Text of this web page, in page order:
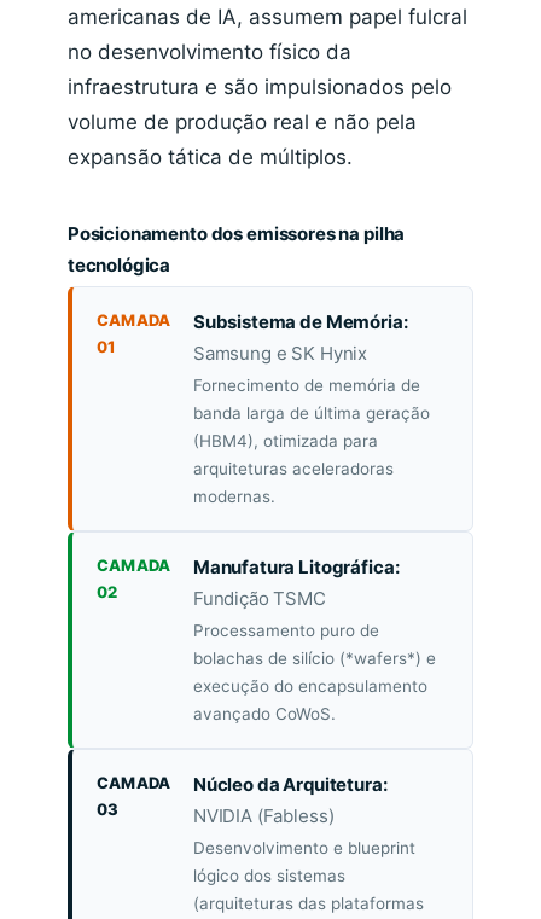
americanas de IA, assumem papel fulcral
no desenvolvimento físico da
infraestrutura e são impulsionados pelo
volume de produção real e não pela
expansão tática de múltiplos.
Posicionamento dos emissores na pilha
tecnológica
CAMADA
01
Subsistema de Memória:
Samsung e SK Hynix
Fornecimento de memória de
banda larga de última geração
(HBM4), otimizada para
arquiteturas aceleradoras
modernas.
CAMADA
02
Manufatura Litográfica:
Fundição TSMC
Processamento puro de
bolachas de silício (*wafers*) e
execução do encapsulamento
avançado CoWoS.
CAMADA
03
Núcleo da Arquitetura:
NVIDIA (Fabless)
Desenvolvimento e blueprint
lógico dos sistemas
(arquiteturas das plataformas